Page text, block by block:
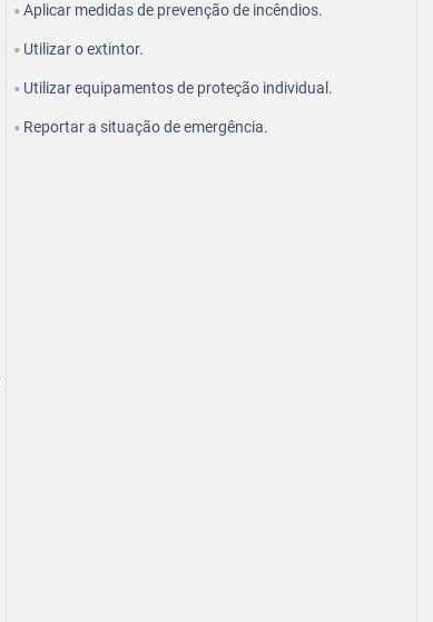
Aplicar medidas de prevenção de incêndios.
Utilizar o extintor.
Utilizar equipamentos de proteção individual.
Reportar a situação de emergência.